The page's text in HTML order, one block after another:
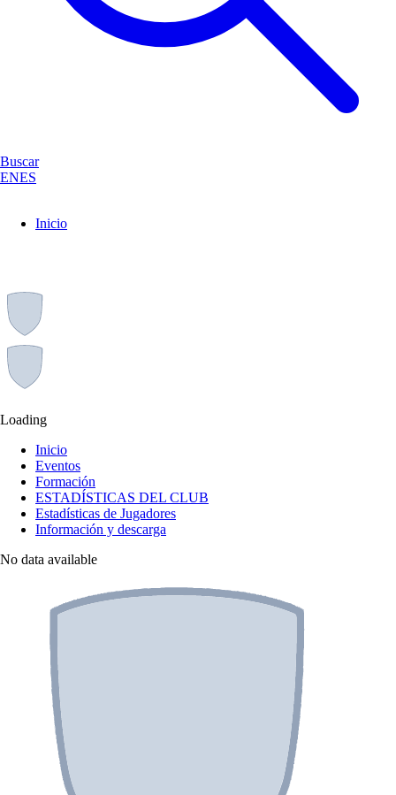
Buscar
ENES
Inicio
Loading
Inicio
Eventos
Formación
ESTADÍSTICAS DEL CLUB
Estadísticas de Jugadores
Información y descarga
No data available